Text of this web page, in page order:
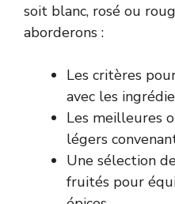
soit blanc, rosé ou
aborderons :
Les critères
avec les
Les meilleures
légers
Une sélection
fruités pour